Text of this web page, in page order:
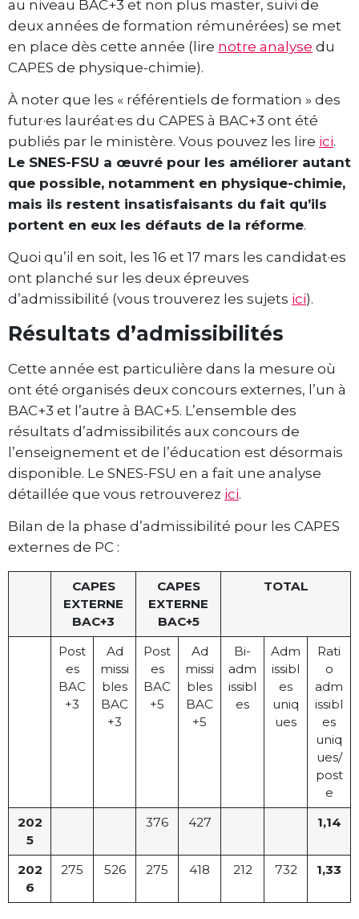
au niveau BAC+3 et non plus master, suivi de
deux années de formation rémunérées) se met
en place dès cette année (lire notre analyse du
CAPES de physique-chimie).
À noter que les « référentiels de formation » des
futur·es lauréat·es du CAPES à BAC+3 ont été
publiés par le ministère. Vous pouvez les lire ici.
Le SNES-FSU a œuvré pour les améliorer autant
que possible, notamment en physique-chimie,
mais ils restent insatisfaisants du fait qu’ils
portent en eux les défauts de la réforme.
Quoi qu’il en soit, les 16 et 17 mars les candidat·es
ont planché sur les deux épreuves
d’admissibilité (vous trouverez les sujets ici).
Résultats d’admissibilités
Cette année est particulière dans la mesure où
ont été organisés deux concours externes, l’un à
BAC+3 et l’autre à BAC+5. L’ensemble des
résultats d’admissibilités aux concours de
l’enseignement et de l’éducation est désormais
disponible. Le SNES-FSU en a fait une analyse
détaillée que vous retrouverez ici.
Bilan de la phase d’admissibilité pour les CAPES
externes de PC :
CAPES
EXTERNE
BAC+3
CAPES
EXTERNE
BAC+5
TOTAL
Post
es
BAC
+3
Ad
missi
bles
BAC
+3
Post
es
BAC
+5
Ad
missi
bles
BAC
+5
Bi-
adm
issibl
es
Adm
issibl
es
uniq
ues
Rati
o
adm
issibl
es
uniq
ues/
post
e
202
5
376 427 1,14
202
6
275 526 275 418 212 732 1,33